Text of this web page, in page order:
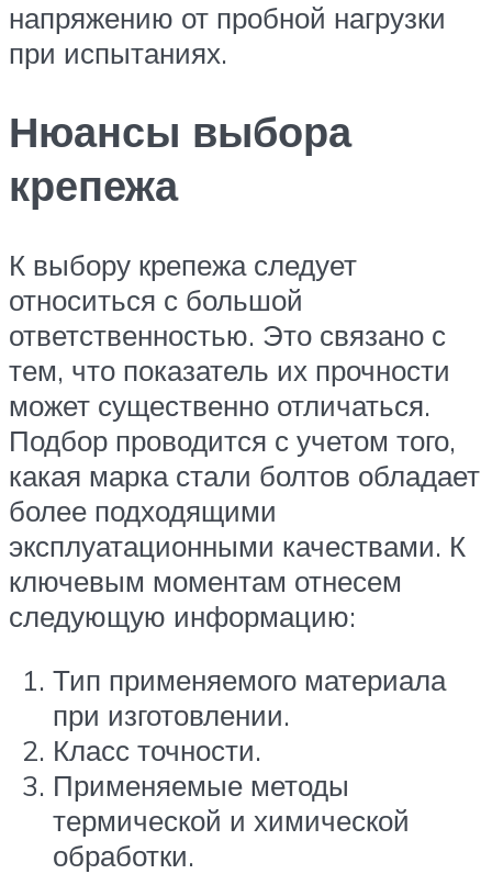
напряжению от пробной нагрузки
при испытаниях.
Нюансы выбора
крепежа
К выбору крепежа следует
относиться с большой
ответственностью. Это связано с
тем, что показатель их прочности
может существенно отличаться.
Подбор проводится с учетом того,
какая марка стали болтов обладает
более подходящими
эксплуатационными качествами. К
ключевым моментам отнесем
следующую информацию:
Тип применяемого материала
при изготовлении.
Класс точности.
Применяемые методы
термической и химической
обработки.